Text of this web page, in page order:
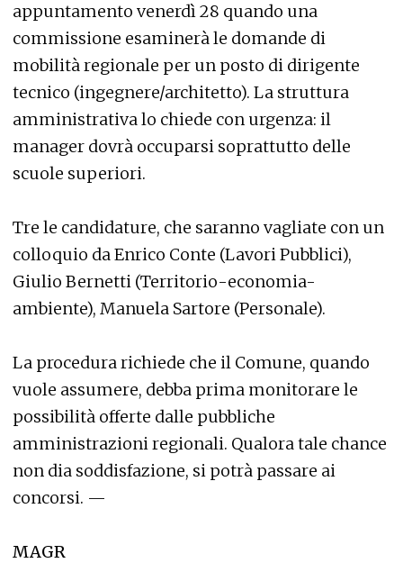
appuntamento venerdì 28 quando una
commissione esaminerà le domande di
mobilità regionale per un posto di dirigente
tecnico (ingegnere/architetto). La struttura
amministrativa lo chiede con urgenza: il
manager dovrà occuparsi soprattutto delle
scuole superiori.
Tre le candidature, che saranno vagliate con un
colloquio da Enrico Conte (Lavori Pubblici),
Giulio Bernetti (Territorio-economia-
ambiente), Manuela Sartore (Personale).
La procedura richiede che il Comune, quando
vuole assumere, debba prima monitorare le
possibilità offerte dalle pubbliche
amministrazioni regionali. Qualora tale chance
non dia soddisfazione, si potrà passare ai
concorsi. —
MAGR